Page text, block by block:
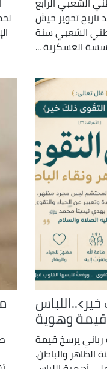
تحوير جيش
الشعبي سنة
وهوية
رباني يرسخ قيمة
الظاهر والباطن.